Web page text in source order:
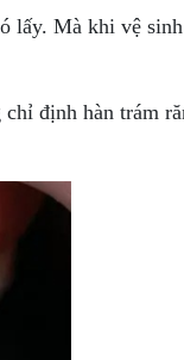
Mà khi vệ
định hàn trám